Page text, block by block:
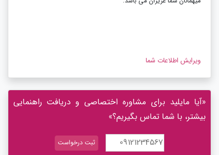
ویرایش اطلاعات شما
«آیا مایلید برای مشاوره اختصاصی و دریافت راهنمایی
بیشتر، با شما تماس بگیریم؟»